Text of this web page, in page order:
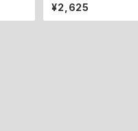
¥2,625